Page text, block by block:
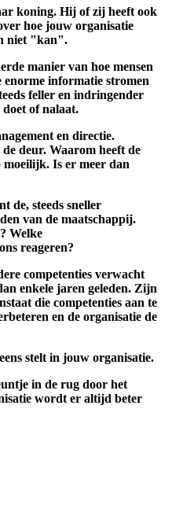
koning. Hij of zij heeft ook
hoe jouw organisatie
niet "kan".
manier van hoe mensen
enorme informatie stromen
feller en indringender
of nalaat.
en directie.
deur. Waarom heeft de
moeilijk. Is er meer dan
de, steeds sneller
van de maatschappij.
Welke
reageren?
competenties verwacht
enkele jaren geleden. Zijn
die competenties aan te
en de organisatie de
stelt in jouw organisatie.
in de rug door het
wordt er altijd beter